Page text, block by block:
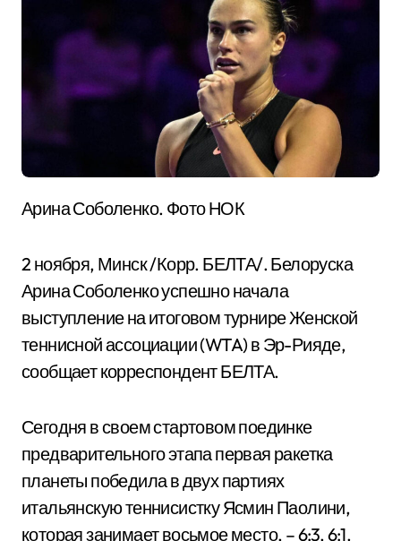
Арина Соболенко. Фото НОК
2 ноября, Минск /Корр. БЕЛТА/. Белоруска
Арина Соболенко успешно начала
выступление на итоговом турнире Женской
теннисной ассоциации (WTA) в Эр-Рияде,
сообщает корреспондент БЕЛТА.
Сегодня в своем стартовом поединке
предварительного этапа первая ракетка
планеты победила в двух партиях
итальянскую теннисистку Ясмин Паолини,
которая занимает восьмое место, – 6:3, 6:1.